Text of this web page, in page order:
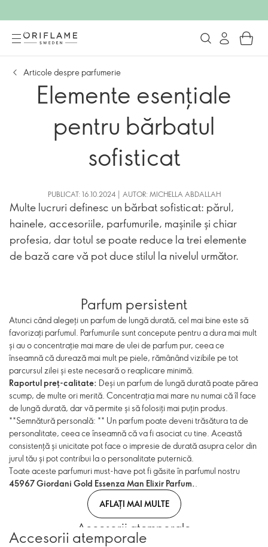
Articole despre parfumerie
Elemente esențiale
pentru bărbatul
sofisticat
PUBLICAT: 16.10.2024 | AUTOR: MICHELLA ABDALLAH
Multe lucruri definesc un bărbat sofisticat: părul,
hainele, accesoriile, parfumurile, mașinile și chiar
profesia, dar totul se poate reduce la trei elemente
de bază care vă pot duce stilul la nivelul următor.
Parfum persistent
Atunci când alegeți un parfum de lungă durată, cel mai bine este să
favorizați parfumul. Parfumurile sunt concepute pentru a dura mai mult
și au o concentrație mai mare de ulei de parfum pur, ceea ce
înseamnă că durează mai mult pe piele, rămânând vizibile pe tot
parcursul zilei și este necesară o reaplicare minimă.
Raportul preț-calitate: Deși un parfum de lungă durată poate părea
scump, de multe ori merită. Concentrația mai mare nu numai că îl face
de lungă durată, dar vă permite și să folosiți mai puțin produs.
**Semnătură personală: ** Un parfum poate deveni trăsătura ta de
personalitate, ceea ce înseamnă că va fi asociat cu tine. Această
consistență și unicitate pot face o impresie de durată asupra celor din
jurul tău și pot contribui la o personalitate puternică.
Toate aceste parfumuri must-have pot fi găsite în parfumul nostru
45967 Giordani Gold Essenza Man Elixir Parfum..
AFLAȚI MAI MULTE
Accesorii atemporale
Accesorii atemporale